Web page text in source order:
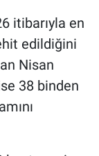
itibarıyla en
edildiğini
Nisan
38 binden